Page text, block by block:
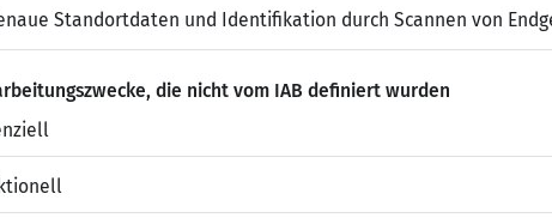
und suchst nach einem geeigneten Beispiel? Kein